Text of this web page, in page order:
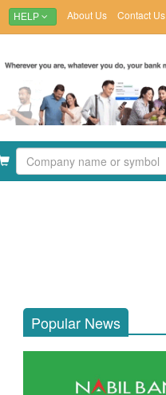
HELP About Us Contact Us
Popular News